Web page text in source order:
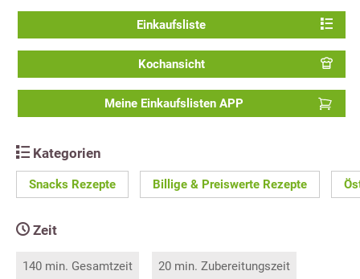
Einkaufsliste
Kochansicht
Meine Einkaufslisten APP
Kategorien
Snacks Rezepte Billige & Preiswerte Rezepte
Zeit
140 min. Gesamtzeit 20 min. Zubereitungszeit